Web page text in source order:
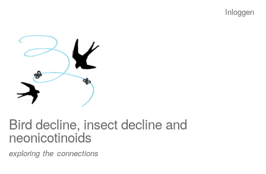
menu
Inloggen
Bird decline, insect decline and
neonicotinoids
exploring the connections